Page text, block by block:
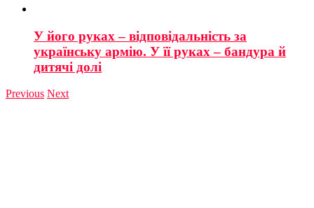
У його руках – відповідальність за
українську армію. У її руках – бандура й
дитячі долі
Previous Next